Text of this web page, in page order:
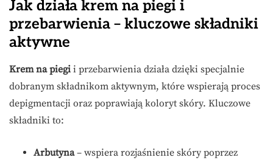
Jak działa krem na piegi i
przebarwienia – kluczowe składniki
aktywne
Krem na piegi i przebarwienia działa dzięki specjalnie
dobranym składnikom aktywnym, które wspierają proces
depigmentacji oraz poprawiają koloryt skóry. Kluczowe
składniki to:
Arbutyna– wspiera rozjaśnienie skóry poprzez